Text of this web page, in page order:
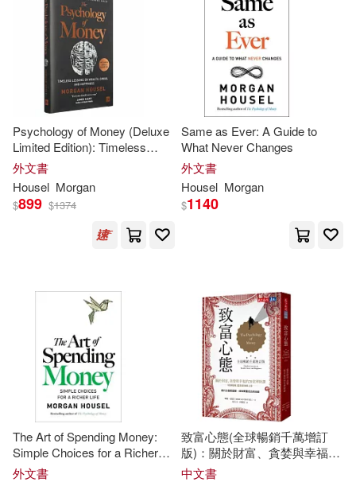
配送方式 (可複選)
可超商取貨(27)
可海外宅配(27)
可港澳店取(27)
可菲律賓店取(27)
上市日期 (可複選)
一個月內上市新品(1)
Psychology of Money (Deluxe
Limited Edition): Timeless
Lessons on Wealth, Greed,
and Happiness
外文書
Housel Morgan
$899 $1374
Same as Ever: A Guide to
What Never Changes
外文書
Housel Morgan
$1140
The Art of Spending Money:
Simple Choices for a Richer
Life
外文書
致富心態(全球暢銷千萬增訂
版)：關於財富、貪婪與幸福的
20堂理財課
中文書